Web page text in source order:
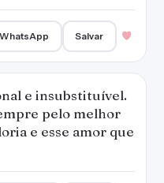
WhatsApp Salvar
e insubstituível.
pelo melhor
e esse amor que